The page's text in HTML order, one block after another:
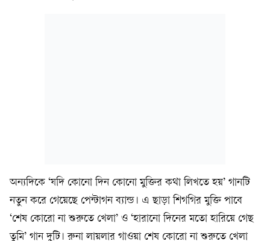
অন্যদিকে ‘যদি কোনো দিন কোনো মুক্তির কথা লিখতে হয়’ গানটি
নতুন করে গেয়েছে পেন্টাগন ব্যান্ড। এ ছাড়া শিগগির মুক্তি পাবে
‘শেষ কোরো না শুরুতে খেলা’ ও ‘হারানো দিনের মতো হারিয়ে গেছ
তুমি’ গান দুটি। রুনা লায়লার গাওয়া শেষ কোরো না শুরুতে খেলা